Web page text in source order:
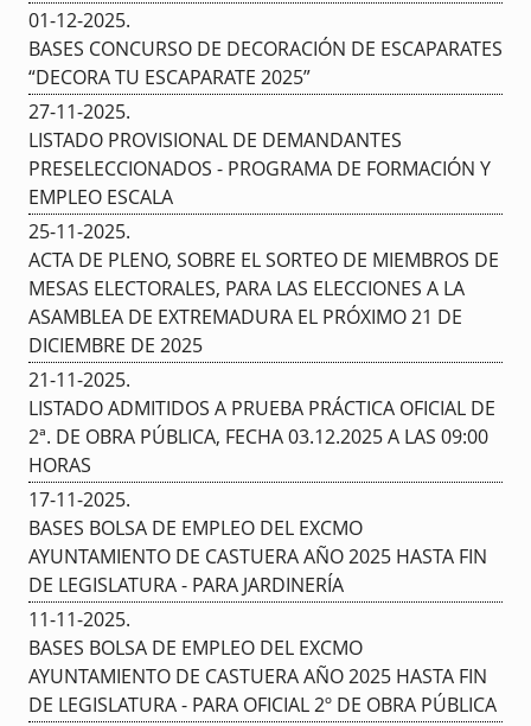
01-12-2025.
BASES CONCURSO DE DECORACIÓN DE ESCAPARATES
“DECORA TU ESCAPARATE 2025”
27-11-2025.
LISTADO PROVISIONAL DE DEMANDANTES
PRESELECCIONADOS - PROGRAMA DE FORMACIÓN Y
EMPLEO ESCALA
25-11-2025.
ACTA DE PLENO, SOBRE EL SORTEO DE MIEMBROS DE
MESAS ELECTORALES, PARA LAS ELECCIONES A LA
ASAMBLEA DE EXTREMADURA EL PRÓXIMO 21 DE
DICIEMBRE DE 2025
21-11-2025.
LISTADO ADMITIDOS A PRUEBA PRÁCTICA OFICIAL DE
2ª. DE OBRA PÚBLICA, FECHA 03.12.2025 A LAS 09:00
HORAS
17-11-2025.
BASES BOLSA DE EMPLEO DEL EXCMO
AYUNTAMIENTO DE CASTUERA AÑO 2025 HASTA FIN
DE LEGISLATURA - PARA JARDINERÍA
11-11-2025.
BASES BOLSA DE EMPLEO DEL EXCMO
AYUNTAMIENTO DE CASTUERA AÑO 2025 HASTA FIN
DE LEGISLATURA - PARA OFICIAL 2º DE OBRA PÚBLICA